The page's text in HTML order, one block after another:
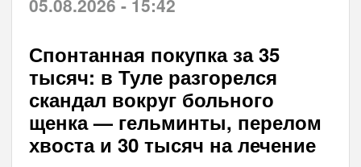
05.08.2026 - 15:42
Спонтанная покупка за 35
тысяч: в Туле разгорелся
скандал вокруг больного
щенка — гельминты, перелом
хвоста и 30 тысяч на лечение